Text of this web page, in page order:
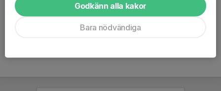
Ålder
Godkänn alla kakor
Bara nödvändiga